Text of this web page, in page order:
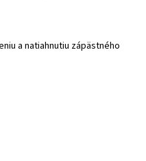
a natiahnutiu zápästného